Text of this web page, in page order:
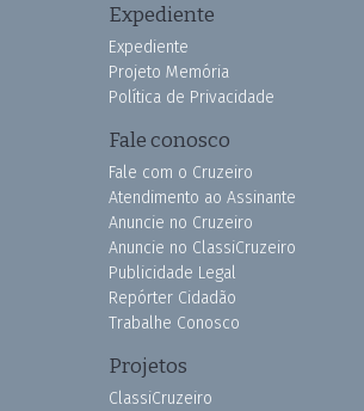
Expediente
Expediente
Projeto Memória
Política de Privacidade
Fale conosco
Fale com o Cruzeiro
Atendimento ao Assinante
Anuncie no Cruzeiro
Anuncie no ClassiCruzeiro
Publicidade Legal
Repórter Cidadão
Trabalhe Conosco
Projetos
ClassiCruzeiro